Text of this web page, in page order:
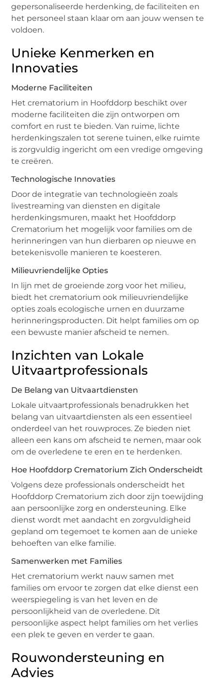
gepersonaliseerde herdenking, de faciliteiten en
het personeel staan klaar om aan jouw wensen te
voldoen.
Unieke Kenmerken en
Innovaties
Moderne Faciliteiten
Het crematorium in Hoofddorp beschikt over
moderne faciliteiten die zijn ontworpen om
comfort en rust te bieden. Van ruime, lichte
herdenkingszalen tot serene tuinen, elke ruimte
is zorgvuldig ingericht om een vredige omgeving
te creëren.
Technologische Innovaties
Door de integratie van technologieën zoals
livestreaming van diensten en digitale
herdenkingsmuren, maakt het Hoofddorp
Crematorium het mogelijk voor families om de
herinneringen van hun dierbaren op nieuwe en
betekenisvolle manieren te koesteren.
Milieuvriendelijke Opties
In lijn met de groeiende zorg voor het milieu,
biedt het crematorium ook milieuvriendelijke
opties zoals ecologische urnen en duurzame
herinneringsproducten. Dit helpt families om op
een bewuste manier afscheid te nemen.
Inzichten van Lokale
Uitvaartprofessionals
De Belang van Uitvaartdiensten
Lokale uitvaartprofessionals benadrukken het
belang van uitvaartdiensten als een essentieel
onderdeel van het rouwproces. Ze bieden niet
alleen een kans om afscheid te nemen, maar ook
om de overledene te eren en te herdenken.
Hoe Hoofddorp Crematorium Zich Onderscheidt
Volgens deze professionals onderscheidt het
Hoofddorp Crematorium zich door zijn toewijding
aan persoonlijke zorg en ondersteuning. Elke
dienst wordt met aandacht en zorgvuldigheid
gepland om tegemoet te komen aan de unieke
behoeften van elke familie.
Samenwerken met Families
Het crematorium werkt nauw samen met
families om ervoor te zorgen dat elke dienst een
weerspiegeling is van het leven en de
persoonlijkheid van de overledene. Dit
persoonlijke aspect helpt families om het verlies
een plek te geven en verder te gaan.
Rouwondersteuning en
Advies